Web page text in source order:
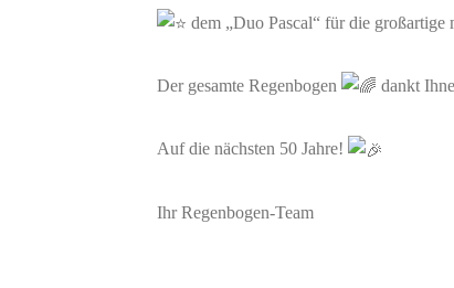
dem „Duo Pascal“ für die großartige
Der gesamte Regenbogen dankt
Auf die nächsten 50 Jahre!
Ihr Regenbogen-Team